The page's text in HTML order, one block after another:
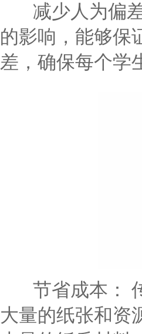
减少人为偏差
的影响，能够保
差，确保每个学
节省成本： 传
大量的纸张和资